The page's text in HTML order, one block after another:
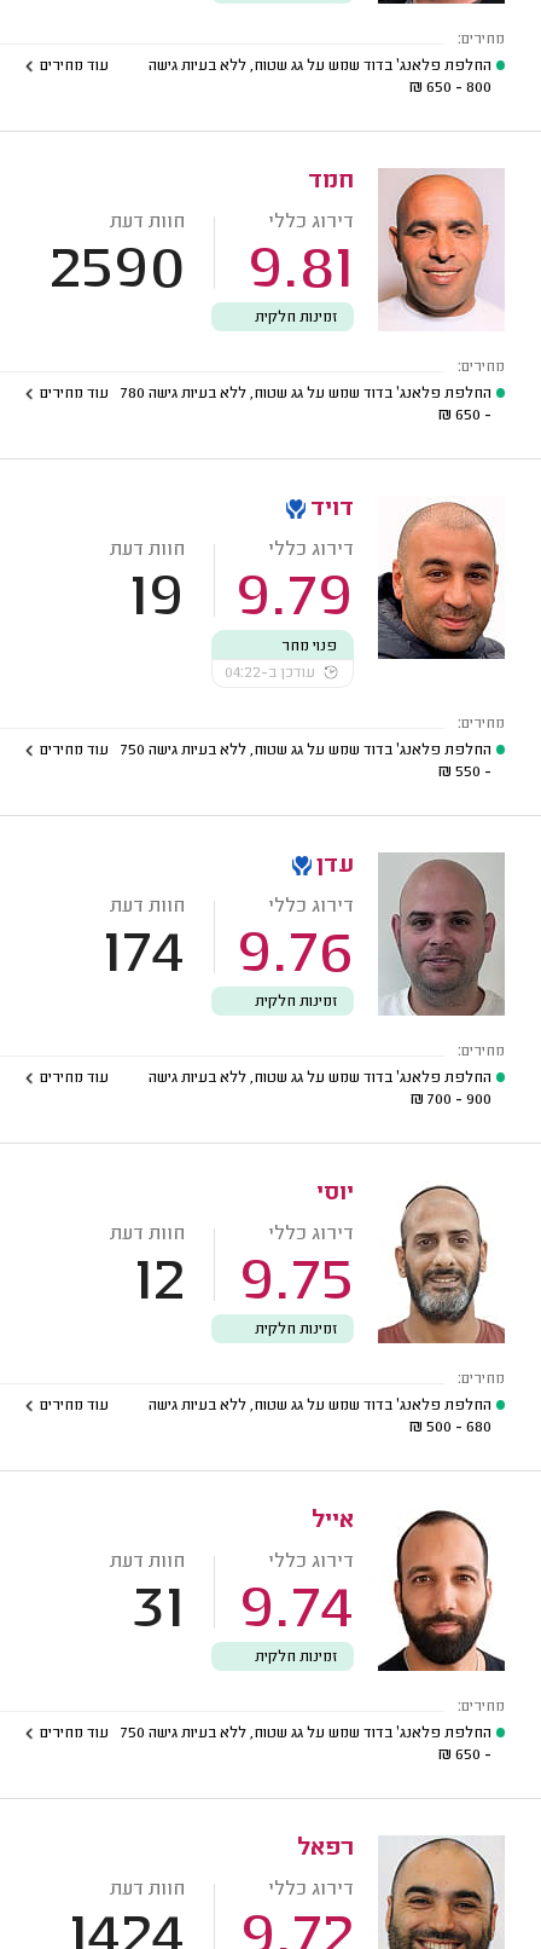
מחירים:
החלפת פלאנג' בדוד שמש על גג שטוח, ללא בעיות גישה
800 - 650
₪
עוד מחירים
חמד
דירוג כללי
9.81
חוות דעת
2590
זמינות חלקית
מחירים:
החלפת פלאנג' בדוד שמש על גג שטוח, ללא בעיות גישה 780
- 650
₪
עוד מחירים
דויד
דירוג כללי
9.79
חוות דעת
19
פנוי מחר
עודכן ב-04:22
מחירים:
החלפת פלאנג' בדוד שמש על גג שטוח, ללא בעיות גישה 750
- 550
₪
עוד מחירים
עדן
דירוג כללי
9.76
חוות דעת
174
זמינות חלקית
מחירים:
החלפת פלאנג' בדוד שמש על גג שטוח, ללא בעיות גישה
900 - 700
₪
עוד מחירים
יוסי
דירוג כללי
9.75
חוות דעת
12
זמינות חלקית
מחירים:
החלפת פלאנג' בדוד שמש על גג שטוח, ללא בעיות גישה
680 - 500
₪
עוד מחירים
אייל
דירוג כללי
9.74
חוות דעת
31
זמינות חלקית
מחירים:
החלפת פלאנג' בדוד שמש על גג שטוח, ללא בעיות גישה 750
- 650
₪
עוד מחירים
רפאל
דירוג כללי חוות דעת